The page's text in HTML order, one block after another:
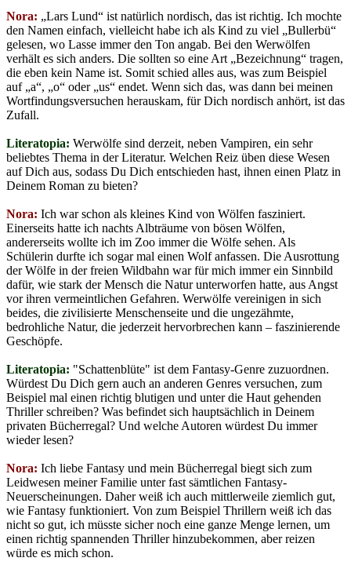
Nora: „Lars Lund“ ist natürlich nordisch, das ist richtig. Ich mochte
den Namen einfach, vielleicht habe ich als Kind zu viel „Bullerbü“
gelesen, wo Lasse immer den Ton angab. Bei den Werwölfen
verhält es sich anders. Die sollten so eine Art „Bezeichnung“ tragen,
die eben kein Name ist. Somit schied alles aus, was zum Beispiel
auf „a“, „o“ oder „us“ endet. Wenn sich das, was dann bei meinen
Wortfindungsversuchen herauskam, für Dich nordisch anhört, ist das
Zufall.
Literatopia: Werwölfe sind derzeit, neben Vampiren, ein sehr
beliebtes Thema in der Literatur. Welchen Reiz üben diese Wesen
auf Dich aus, sodass Du Dich entschieden hast, ihnen einen Platz in
Deinem Roman zu bieten?
Nora: Ich war schon als kleines Kind von Wölfen fasziniert.
Einerseits hatte ich nachts Albträume von bösen Wölfen,
andererseits wollte ich im Zoo immer die Wölfe sehen. Als
Schülerin durfte ich sogar mal einen Wolf anfassen. Die Ausrottung
der Wölfe in der freien Wildbahn war für mich immer ein Sinnbild
dafür, wie stark der Mensch die Natur unterworfen hatte, aus Angst
vor ihren vermeintlichen Gefahren. Werwölfe vereinigen in sich
beides, die zivilisierte Menschenseite und die ungezähmte,
bedrohliche Natur, die jederzeit hervorbrechen kann – faszinierende
Geschöpfe.
Literatopia: "Schattenblüte" ist dem Fantasy-Genre zuzuordnen.
Würdest Du Dich gern auch an anderen Genres versuchen, zum
Beispiel mal einen richtig blutigen und unter die Haut gehenden
Thriller schreiben? Was befindet sich hauptsächlich in Deinem
privaten Bücherregal? Und welche Autoren würdest Du immer
wieder lesen?
Nora: Ich liebe Fantasy und mein Bücherregal biegt sich zum
Leidwesen meiner Familie unter fast sämtlichen Fantasy-
Neuerscheinungen. Daher weiß ich auch mittlerweile ziemlich gut,
wie Fantasy funktioniert. Von zum Beispiel Thrillern weiß ich das
nicht so gut, ich müsste sicher noch eine ganze Menge lernen, um
einen richtig spannenden Thriller hinzubekommen, aber reizen
würde es mich schon.